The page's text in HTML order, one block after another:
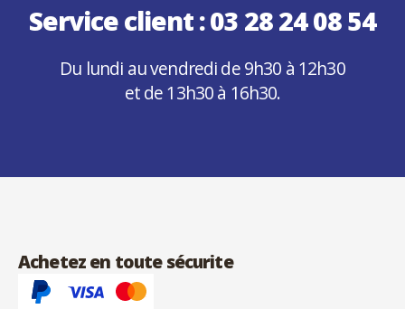
Service client :03 28 24 08 54
Du lundi au vendredi de 9h30 à 12h30
et de 13h30 à 16h30.
Achetez en toute sécurite